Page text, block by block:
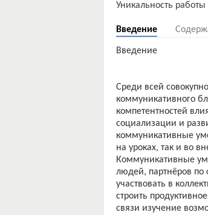
Введение
Введение
Среди всей
коммуникативного
компетентностей
социализации и
коммуникативные
на уроках, так и во
Коммуникативные
людей, партнёров по
участвовать в
строить
связи изучение